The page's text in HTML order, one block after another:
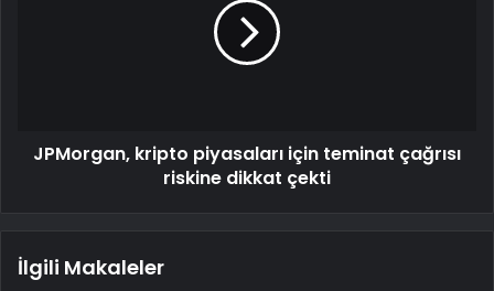
JPMorgan, kripto piyasaları için teminat çağrısı
riskine dikkat çekti
İlgili Makaleler